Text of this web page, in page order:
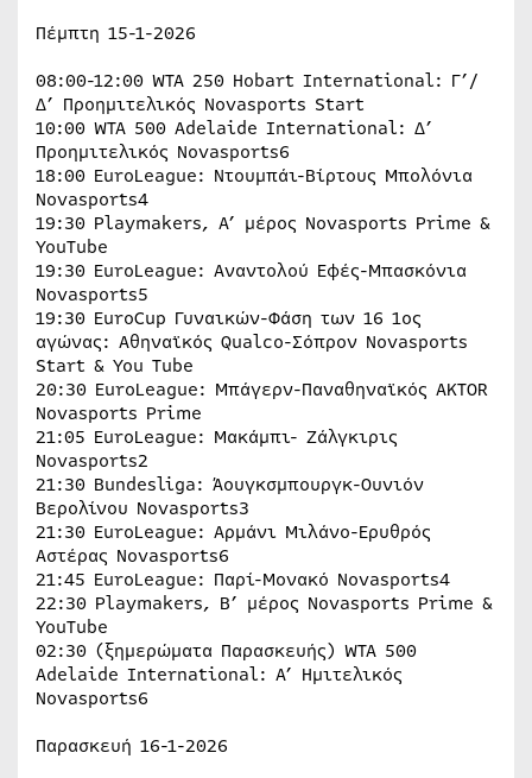
Πέμπτη 15-1-2026
08:00-12:00 WTA 250 Hobart International: Γ’/
Δ’ Προημιτελικός Novasports Start
10:00 WTA 500 Adelaide International: Δ’
Προημιτελικός Novasports6
18:00 EuroLeague: Ντουμπάι-Βίρτους Μπολόνια
Novasports4
19:30 Playmakers, Α’ μέρος Novasports Prime &
YouTube
19:30 EuroLeague: Αναντολού Εφές-Μπασκόνια
Novasports5
19:30 EuroCup Γυναικών-Φάση των 16 1ος
αγώνας: Αθηναϊκός Qualco-Σόπρον Novasports
Start & You Tube
20:30 EuroLeague: Μπάγερν-Παναθηναϊκός AKTOR
Novasports Prime
21:05 EuroLeague: Μακάμπι- Ζάλγκιρις
Novasports2
21:30 Bundesliga: Άουγκσμπουργκ-Ουνιόν
Βερολίνου Novasports3
21:30 EuroLeague: Αρμάνι Μιλάνο-Ερυθρός
Αστέρας Novasports6
21:45 EuroLeague: Παρί-Μονακό Novasports4
22:30 Playmakers, Β’ μέρος Novasports Prime &
YouTube
02:30 (ξημερώματα Παρασκευής) WTA 500
Adelaide International: A’ Hμιτελικός
Novasports6
Παρασκευή 16-1-2026